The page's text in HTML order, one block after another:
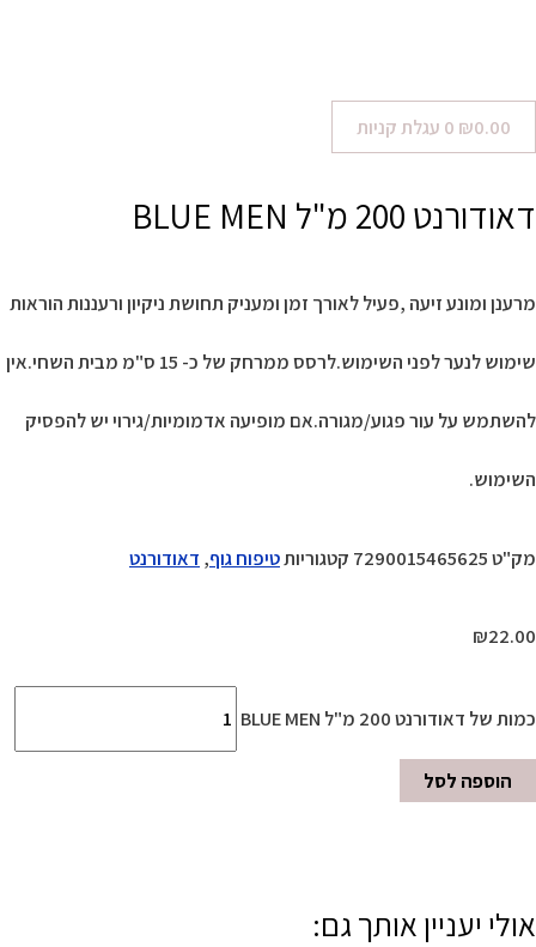
₪0.00
0 עגלת קניות
דאודורנט 200 מ"ל BLUE MEN
מרענן ומונע זיעה ,פעיל לאורך זמן ומעניק תחושת ניקיון ורעננות הוראות
שימוש לנער לפני השימוש.לרסס ממרחק של כ- 15 ס"מ מבית השחי.אין
להשתמש על עור פגוע/מגורה.אם מופיעה אדמומיות/גירוי יש להפסיק
השימוש.
מק"ט7290015465625 קטגוריותטיפוח גוף, דאודורנט
₪22.00
כמות של דאודורנט 200 מ"ל BLUE MEN
הוספה לסל
אולי יעניין אותך גם: